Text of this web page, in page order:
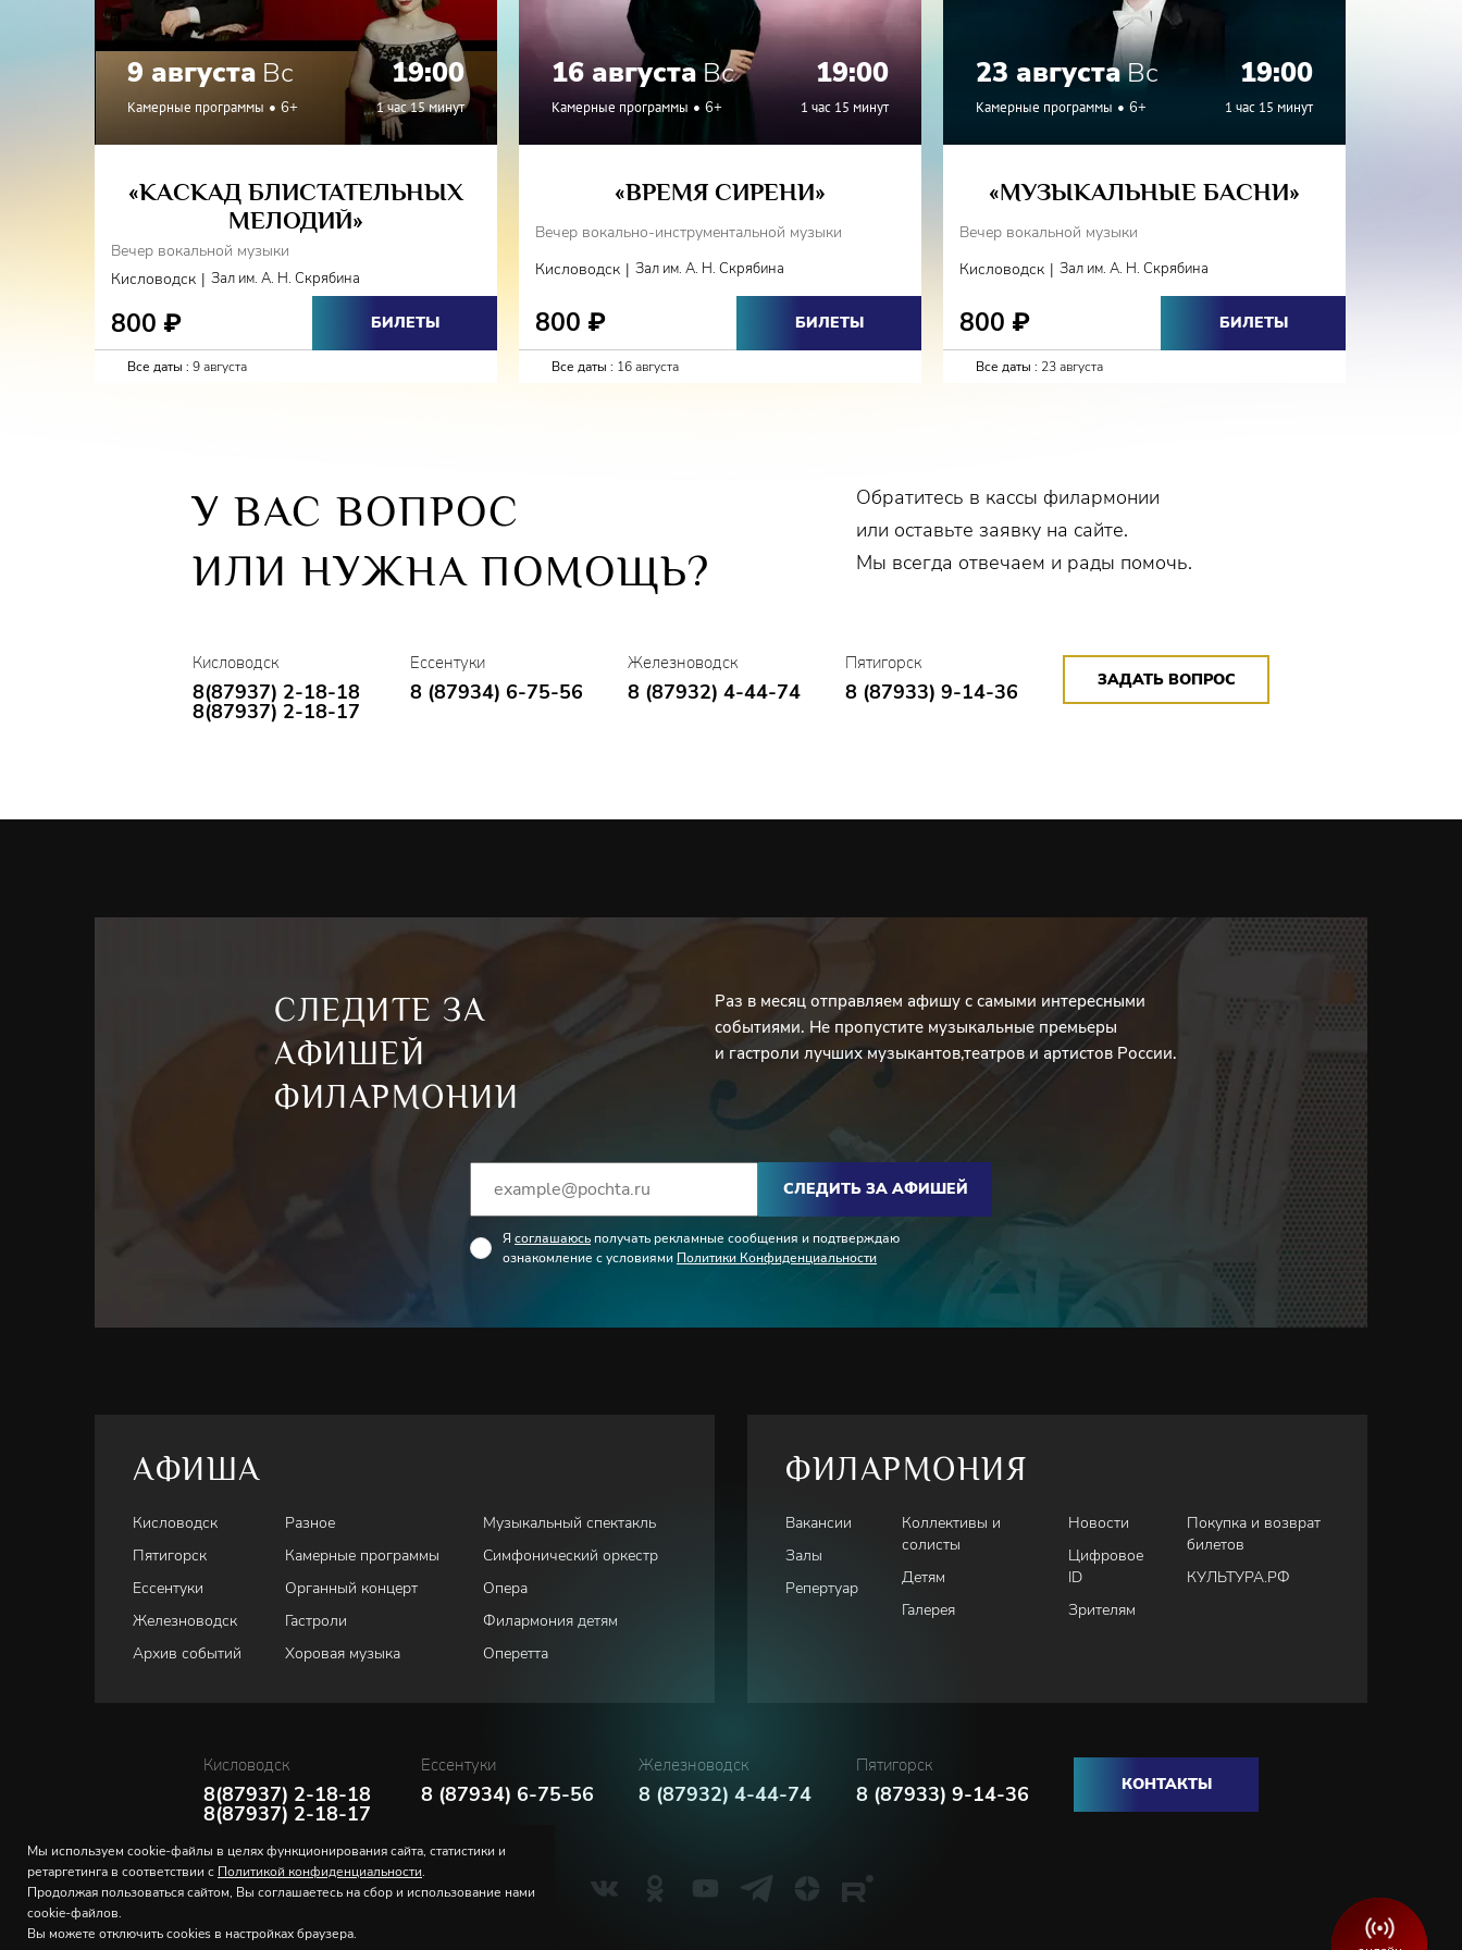
9 августа Вс 19:00
Камерные программы 6+ 1 час 15 минут
«КАСКАД БЛИСТАТЕЛЬНЫХ
МЕЛОДИЙ»
Вечер вокальной музыки
Кисловодск | Зал им. А. Н. Скрябина
800 ₽ БИЛЕТЫ
Все даты : 9 августа
16 августаВс 19:00
Камерные программы 6+ 1 час 15 минут
«ВРЕМЯ СИРЕНИ»
Вечер вокально-инструментальной музыки
Кисловодск | Зал им. А. Н. Скрябина
800 ₽ БИЛЕТЫ
Все даты : 16 августа
23 августаВс 19:00
Камерные программы 6+ 1 час 15 минут
«МУЗЫКАЛЬНЫЕ БАСНИ»
Вечер вокальной музыки
Кисловодск | Зал им. А. Н. Скрябина
800 ₽ БИЛЕТЫ
Все даты : 23 августа
У ВАС ВОПРОС
ИЛИ НУЖНА ПОМОЩЬ?
Обратитесь в кассы филармонии
или оставьте заявку на сайте.
Мы всегда отвечаем и рады помочь.
Кисловодск
8(87937) 2-18-18
8(87937) 2-18-17
Ессентуки
8 (87934) 6-75-56
Железноводск
8 (87932) 4-44-74
Пятигорск
8 (87933) 9-14-36 ЗАДАТЬ ВОПРОС
СЛЕДИТЕ ЗА
АФИШЕЙ
ФИЛАРМОНИИ
Раз в месяц отправляем афишу с самыми интересными
событиями. Не пропустите музыкальные премьеры
и гастроли лучших музыкантов,театров и артистов России.
СЛЕДИТЬ ЗА АФИШЕЙ
Я соглашаюсь получать рекламные сообщения и подтверждаю
ознакомление с условиями Политики Конфиденциальности
АФИША
Кисловодск
Пятигорск
Ессентуки
Железноводск
Архив событий
Разное
Камерные программы
Органный концерт
Гастроли
Хоровая музыка
Музыкальный спектакль
Симфонический оркестр
Опера
Филармония детям
Оперетта
ФИЛАРМОНИЯ
Вакансии
Залы
Репертуар
Коллективы и
солисты
Детям
Галерея
Новости
Цифровое
ID
Зрителям
Покупка и возврат
билетов
КУЛЬТУРА.РФ
Кисловодск
8(87937) 2-18-18
8(87937) 2-18-17
Ессентуки
8 (87934) 6-75-56
Железноводск
8 (87932) 4-44-74
Пятигорск
8 (87933) 9-14-36 КОНТАКТЫ
Мы используем cookie-файлы в целях функционирования сайта, статистики и
ретаргетинга в соответствии с Политикой конфиденциальности.
Продолжая пользоваться сайтом, Вы соглашаетесь на сбор и использование нами
cookie-файлов.
Вы можете отключить cookies в настройках браузера.